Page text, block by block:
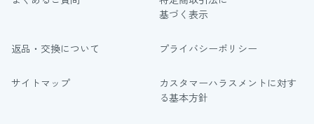
基づく表示
返品・交換について プライバシーポリシー
サイトマップ
カスタマーハラスメントに対す
る基本方針